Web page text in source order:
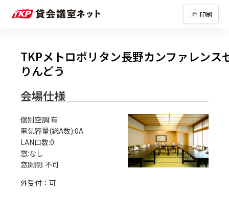
印刷
TKPメトロポリタン長野カンファレンス
りんどう
会場仕様
個別空調:有
電気容量(総A数):0A
LAN口数:0
窓:なし
外受付：可